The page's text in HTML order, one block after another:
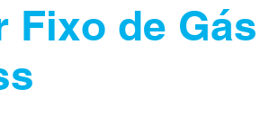
Fixo de Gás